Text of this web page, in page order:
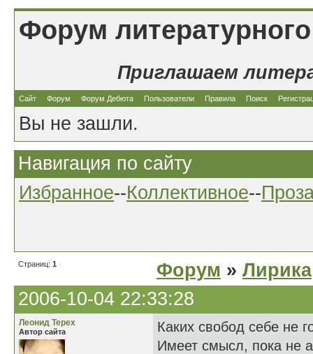
Форум
Приглашаем
Сайт Форум Форум Дебюта Пользователи Правила Поиск
Вы не зашли.
Навигация по сайту
Избранное--Коллективное--
Страниц: 1 Форум » Лирика
2006-10-04 22:33:28
Леонид Терех
Автор сайта
Каких свобод себе не
Имеет смысл, пока не